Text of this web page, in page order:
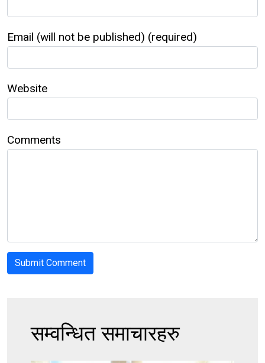
Email (will not be published) (required)
Website
Comments
सम्वन्धित समाचारहरु